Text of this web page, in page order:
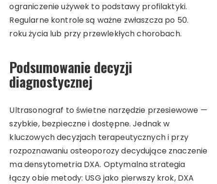
ograniczenie używek to podstawy profilaktyki.
Regularne kontrole są ważne zwłaszcza po 50.
roku życia lub przy przewlekłych chorobach.
Podsumowanie decyzji
diagnostycznej
Ultrasonograf to świetne narzędzie przesiewowe —
szybkie, bezpieczne i dostępne. Jednak w
kluczowych decyzjach terapeutycznych i przy
rozpoznawaniu osteoporozy decydujące znaczenie
ma densytometria DXA. Optymalna strategia
łączy obie metody: USG jako pierwszy krok, DXA